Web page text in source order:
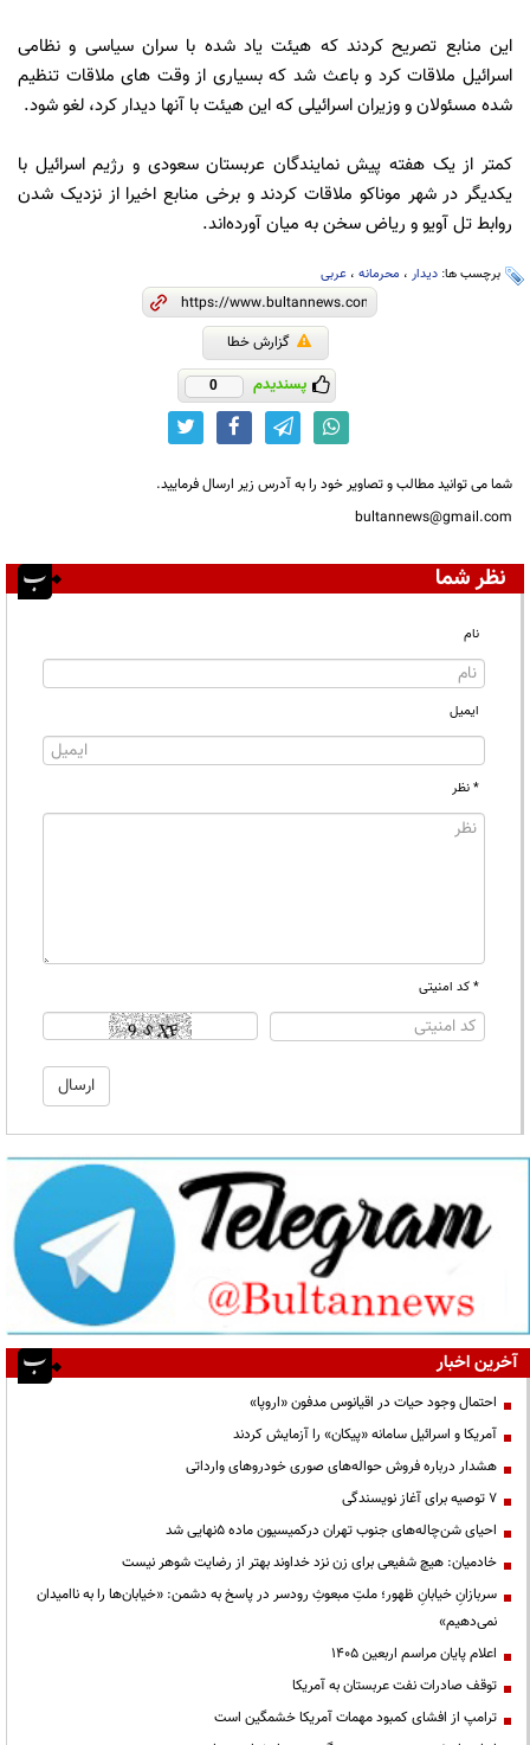
این منابع تصریح کردند که هیئت یاد شده با سران سیاسی و نظامی
اسرائیل ملاقات کرد و باعث شد که بسیاری از وقت های ملاقات تنظیم
شده مسئولان و وزیران اسرائیلی که این هیئت با آنها دیدار کرد، لغو شود.
کمتر از یک هفته پیش نمایندگان عربستان سعودی و رژیم اسرائیل با
یکدیگر در شهر موناکو ملاقات کردند و برخی منابع اخیرا از نزدیک شدن
روابط تل آویو و ریاض سخن به میان آورده‌اند.
برچسب ها: دیدار ، محرمانه ، عربی
گزارش خطا
پسندیدم 0
شما می توانید مطالب و تصاویر خود را به آدرس زیر ارسال فرمایید.
bultannews@gmail.com
نظر شما
نام
ایمیل
* نظر
* کد امنیتی
آخرین اخبار
احتمال وجود حیات در اقیانوس مدفون «اروپا»
آمریکا و اسرائیل سامانه «پیکان» را آزمایش کردند
هشدار درباره فروش حواله‌های صوری خودروهای وارداتی
۷ توصیه برای آغاز نویسندگی
احیای شن‌چاله‌های جنوب تهران درکمیسیون ماده ۵نهایی شد
خادمیان: هیچ شفیعی برای زن نزد خداوند بهتر از رضایت شوهر نیست
سربازانِ خیابانِ ظهور؛ ملتِ مبعوثِ رودسر در پاسخ به دشمن: «خیابان‌ها را به ناامیدان
نمی‌دهیم»
اعلام پایان مراسم اربعین ۱۴۰۵
توقف صادرات نفت عربستان به آمریکا
ترامپ از افشای کمبود مهمات آمریکا خشمگین است